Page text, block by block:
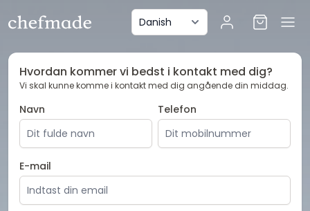
Hvordan kommer vi bedst i kontakt med dig?
Vi skal kunne komme i kontakt med dig angående din middag.
Navn Telefon
E-mail